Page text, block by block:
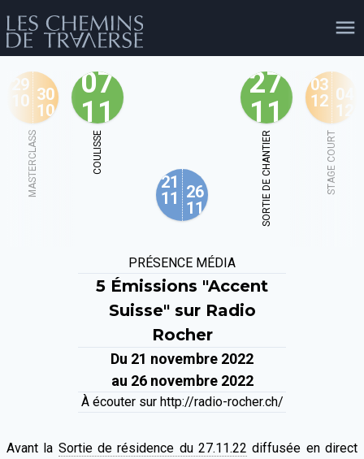
agenda personnes shop
facebook
29
10 30
10
MASTERCLASS
07
11
COULISSE
21
11 26
11
27
11
SORTIE DE CHANTIER
03
12 04
12
STAGE COURT
PRÉSENCE MÉDIA
5 Émissions "Accent
Suisse" sur Radio
Rocher
Du 21 novembre 2022
au 26 novembre 2022
À écouter sur http://radio-rocher.ch/
Avant la Sortie de résidence du 27.11.22 diffusée en direct